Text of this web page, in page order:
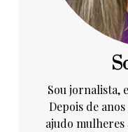
Sou jornalista,
Depois de
ajudo